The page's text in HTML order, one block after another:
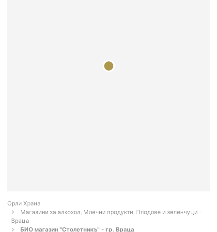
Орли Храна
Магазини за алкохол, Млечни продукти, Плодове и зеленчуци -
Враца
БИО магазин "Столетникъ" - гр. Враца